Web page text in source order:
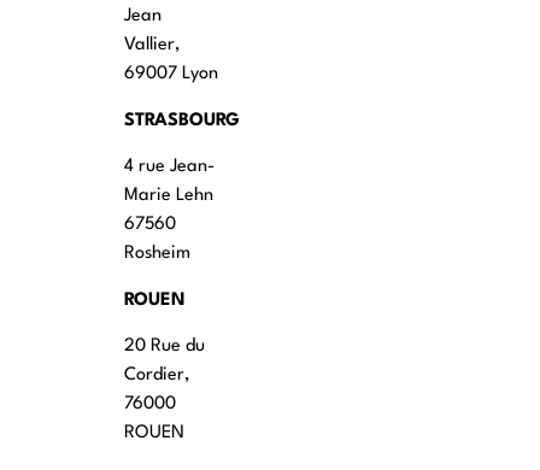
Jean
Vallier,
69007 Lyon
STRASBOURG
4 rue Jean-
Marie Lehn
67560
Rosheim
ROUEN
20 Rue du
Cordier,
76000
ROUEN